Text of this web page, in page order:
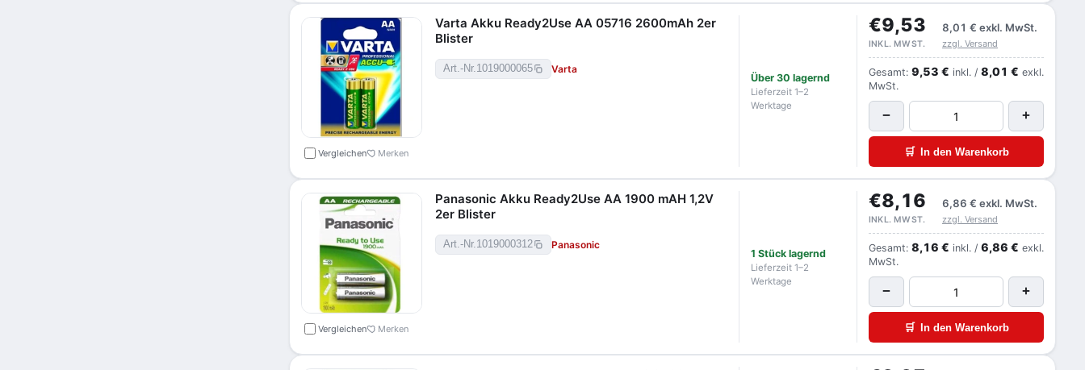
Vergleichen Merken
Varta Akku Ready2Use AA 05716 2600mAh 2er
Blister
Art.-Nr.1019000065 Varta
Über 30 lagernd
Lieferzeit 1–2
Werktage
€9,53 8,01 € exkl. MwSt.
INKL. MWST. zzgl. Versand
Gesamt: 9,53 € inkl. / 8,01 € exkl.
MwSt.
− +
🛒 In den Warenkorb
Vergleichen Merken
Panasonic Akku Ready2Use AA 1900 mAH 1,2V
2er Blister
Art.-Nr.1019000312 Panasonic
1 Stück lagernd
Lieferzeit 1–2
Werktage
€8,16 6,86 € exkl. MwSt.
INKL. MWST. zzgl. Versand
Gesamt: 8,16 € inkl. / 6,86 € exkl.
MwSt.
− +
🛒 In den Warenkorb